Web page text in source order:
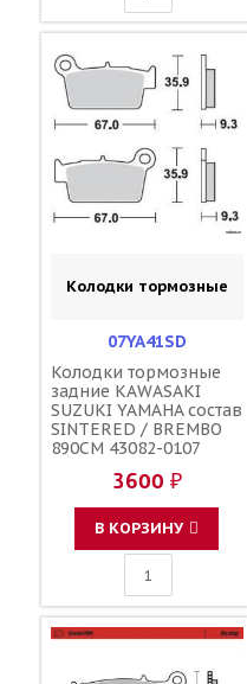
Колодки тормозные
07YA41SD
Колодки тормозные
задние KAWASAKI
SUZUKI YAMAHA состав
SINTERED / BREMBO
890CM 43082-0107
43082-0201 43082-0221
69100-28820 1C3-
W0046-50-00 1C3-
3600 ₽
В КОРЗИНУ